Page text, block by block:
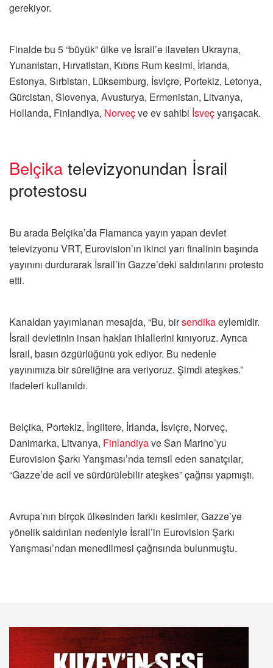
gerekiyor.
Finalde bu 5 “büyük” ülke ve İsrail’e ilaveten Ukrayna,
Yunanistan, Hırvatistan, Kıbrıs Rum kesimi, İrlanda,
Estonya, Sırbistan, Lüksemburg, İsviçre, Portekiz, Letonya,
Gürcistan, Slovenya, Avusturya, Ermenistan, Litvanya,
Hollanda, Finlandiya, Norveçve ev sahibi İsveçyarışacak.
Belçika televizyonundan İsrail
protestosu
Bu arada Belçika’da Flamanca yayın yapan devlet
televizyonu VRT, Eurovision’ın ikinci yarı finalinin başında
yayınını durdurarak İsrail’in Gazze’deki saldırılarını protesto
etti.
Kanaldan yayımlanan mesajda, “Bu, birsendikaeylemidir.
İsrail devletinin insan hakları ihlallerini kınıyoruz. Ayrıca
İsrail, basın özgürlüğünü yok ediyor. Bu nedenle
yayınımıza bir süreliğine ara veriyoruz. Şimdi ateşkes.”
ifadeleri kullanıldı.
Belçika, Portekiz, İngiltere, İrlanda, İsviçre, Norveç,
Danimarka, Litvanya, Finlandiyave San Marino’yu
Eurovision Şarkı Yarışması’nda temsil eden sanatçılar,
“Gazze’de acil ve sürdürülebilir ateşkes” çağrısı yapmıştı.
Avrupa’nın birçok ülkesinden farklı kesimler, Gazze’ye
yönelik saldırıları nedeniyle İsrail’in Eurovision Şarkı
Yarışması’ndan menedilmesi çağrısında bulunmuştu.